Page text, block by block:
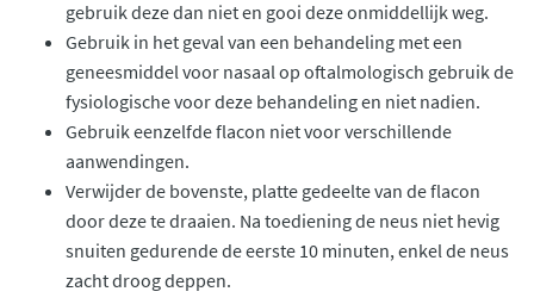
gebruik deze dan niet en gooi deze onmiddellijk weg.
Gebruik in het geval van een behandeling met een
geneesmiddel voor nasaal op oftalmologisch gebruik de
fysiologische voor deze behandeling en niet nadien.
Gebruik eenzelfde flacon niet voor verschillende
aanwendingen.
Verwijder de bovenste, platte gedeelte van de flacon
door deze te draaien. Na toediening de neus niet hevig
snuiten gedurende de eerste 10 minuten, enkel de neus
zacht droog deppen.